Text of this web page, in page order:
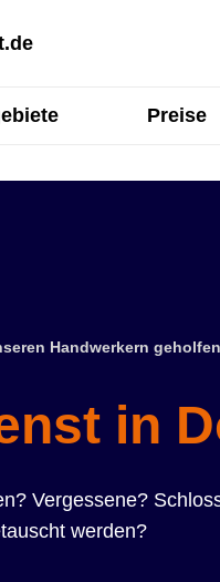
Preise
Handwerkern geholfen
in
Vergessene?
werden?